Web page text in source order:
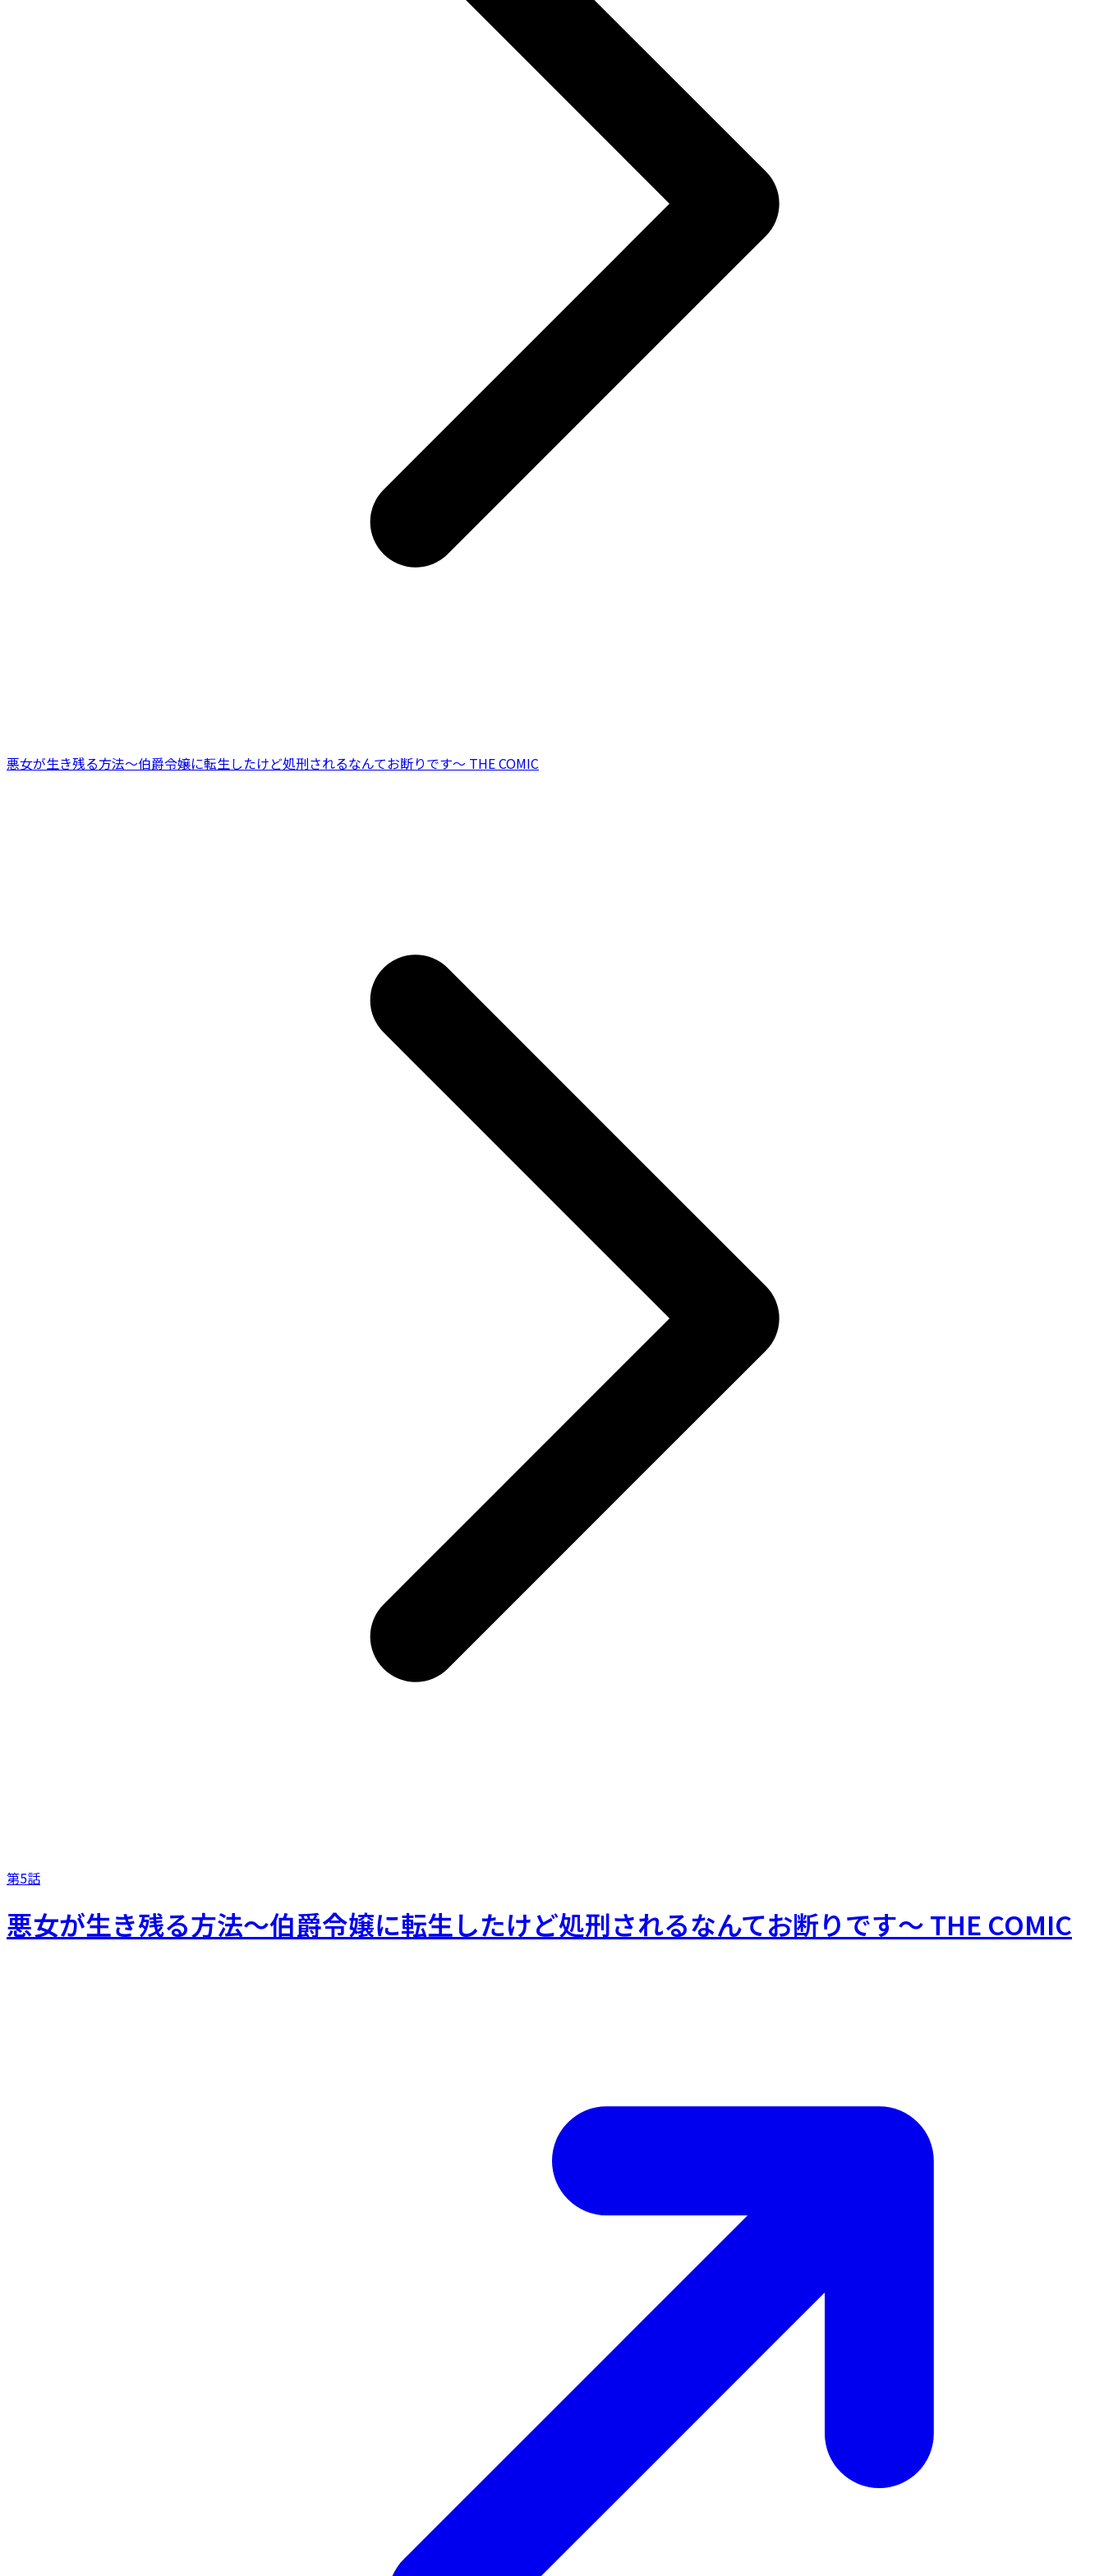
悪女が生き残る方法～伯爵令嬢に転生したけど処刑されるなんてお断りです～ THE COMIC
第5話
悪女が生き残る方法～伯爵令嬢に転生したけど処刑されるなんてお断りです～ THE COMIC